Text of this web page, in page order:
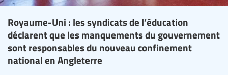
Royaume-Uni : les syndicats de l’éducation
déclarent que les manquements du gouvernement
sont responsables du nouveau confinement
national en Angleterre